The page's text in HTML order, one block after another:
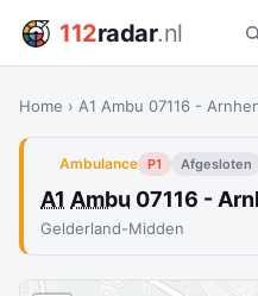
112radar.nl
Home › A1 Ambu 07116 -
Ambulance P1 Afgesloten
A1 Ambu 07116 -
Gelderland-Midden